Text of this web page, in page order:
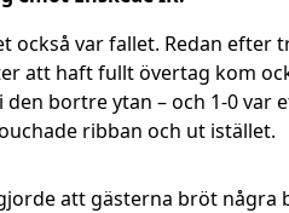
var fallet. Redan efter
att haft fullt övertag kom
bortre ytan – och 1-0 var
ribban och ut istället.
att gästerna bröt